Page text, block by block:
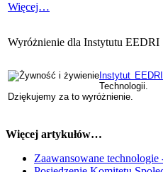
Więcej…
Wyróżnienie dla Instytutu EEDRI
Instytut EEDRI
Technologii.
Dziękujemy za to wyróżnienie.
Więcej artykułów…
Zaawansowane